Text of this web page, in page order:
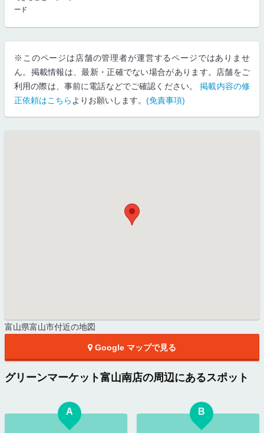
ード
※このページは店舗の管理者が運営するページではありませ
ん。掲載情報は、最新・正確でない場合があります。店舗をご
利用の際は、事前に電話などでご確認ください。掲載内容の修
正依頼はこちら よりお願いします。 (免責事項)
富山県富山市付近の地図
Google マップで見る
グリーンマーケット富山南店の周辺にあるスポット
A B